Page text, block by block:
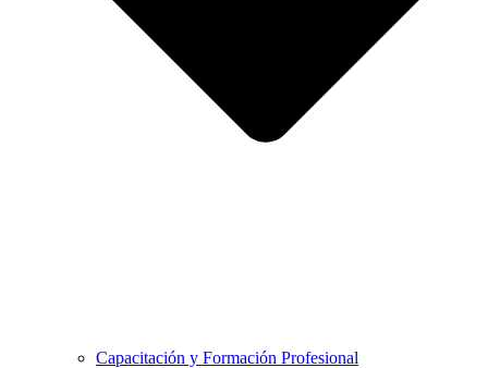
Capacitación y Formación Profesional